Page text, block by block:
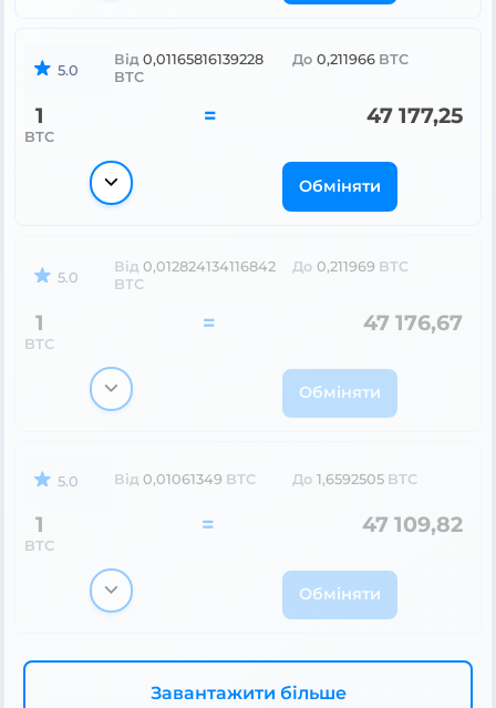
5.0
Від 0,01165816139228
BTC
До 0,211966 BTC
1
BTC
= 47 177,25
Обміняти
5.0
Від 0,012824134116842
BTC
До 0,211969 BTC
1
BTC
= 47 176,67
Обміняти
5.0 Від 0,01061349 BTC До 1,6592505 BTC
1
BTC
= 47 109,82
Обміняти
Завантажити більше